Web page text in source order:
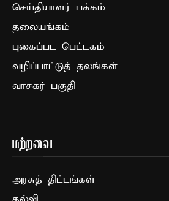
செய்தியாளர் பக்கம்
தலையங்கம்
புகைப்பட பெட்டகம்
வழிப்பாட்டுத் தலங்கள்
வாசகர் பகுதி
மற்றவை
அரசுத் திட்டங்கள்